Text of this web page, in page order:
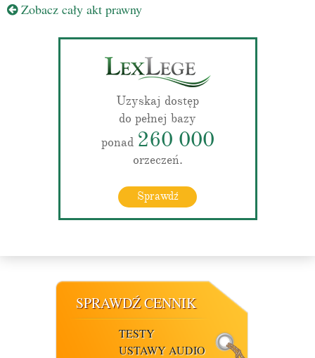
Zobacz cały akt prawny
Uzyskaj dostęp
do pełnej bazy
ponad 260 000
orzeczeń.
Sprawdź
SPRAWDŹ CENNIK
TESTY
USTAWY AUDIO